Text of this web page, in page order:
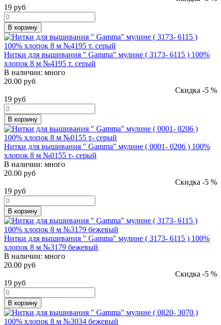
19 руб
В корзину
Нитки для вышивания " Gamma" мулине ( 3173- 6115 ) 100%
хлопок 8 м №4195 т. серый
В наличии: много
20.00 руб
Скидка -5 %
19 руб
В корзину
Нитки для вышивания " Gamma" мулине ( 0001- 0206 ) 100%
хлопок 8 м №0155 т- серый
В наличии: много
20.00 руб
Скидка -5 %
19 руб
В корзину
Нитки для вышивания " Gamma" мулине ( 3173- 6115 ) 100%
хлопок 8 м №3179 бежевый
В наличии: много
20.00 руб
Скидка -5 %
19 руб
В корзину